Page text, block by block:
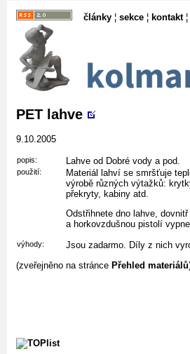
články ¦ sekce ¦ kontakt¦
PET lahve
9.10.2005
popis: Lahve od Dobré vody a pod.
použití:
Materiál lahví se smršťuje
výrobě různých výtažků:
překryty, kabiny atd.
Odstřihnete dno lahve,
a horkovzdušnou pistolí
výhody:
Jsou zadarmo. Díly z nich
(zveřejněno na stránce Přehled materiálů